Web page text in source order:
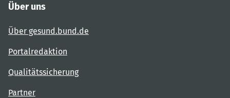
Über uns
Über gesund.bund.de
Portalredaktion
Qualitätssicherung
Partner